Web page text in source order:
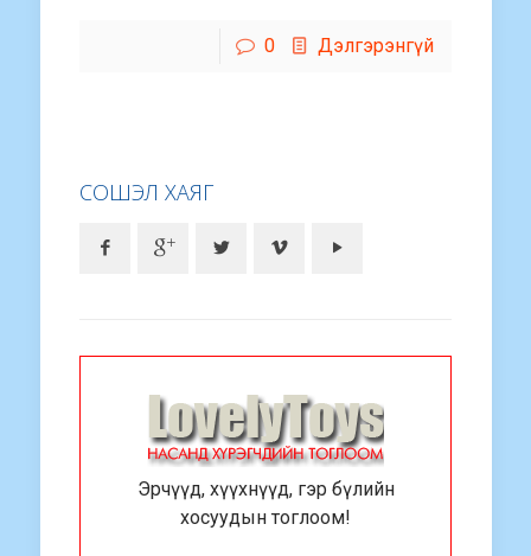
0 Дэлгэрэнгүй
СОШЭЛ ХАЯГ
Эрчүүд, хүүхнүүд, гэр бүлийн
хосуудын тоглоом!